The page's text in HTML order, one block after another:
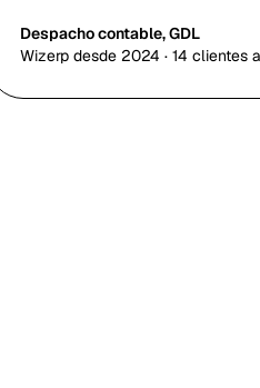
Despacho contable, GDL
Wizerp desde 2024 · 14 clientes